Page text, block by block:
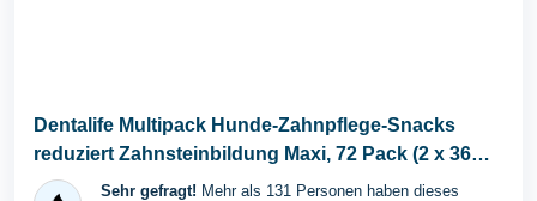
Dentalife Multipack Hunde-Zahnpflege-Snacks
reduziert Zahnsteinbildung Maxi, 72 Pack (2 x 36
Sticks)
Sehr gefragt! Mehr als 131 Personen haben dieses